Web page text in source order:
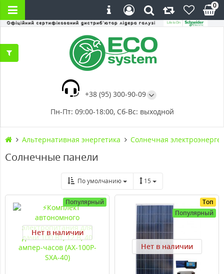
+38 (95) 300-90-09
Пн-Пт: 09:00-18:00, Сб-Вс: выходной
0
Альтернативная энергетика Солнечная
Солнечные панели
По умолчанию 15
Популярный
Нет в наличии
Топ
Популярный
Нет в наличии